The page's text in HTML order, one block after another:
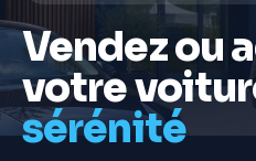
Vendez ou
votre
sérénité